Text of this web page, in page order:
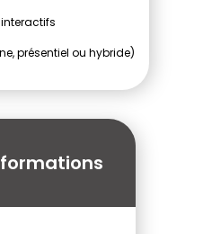
présentiel ou hybride)